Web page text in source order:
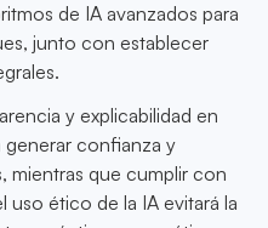
de IA avanzados para
junto con establecer
y explicabilidad en
generar confianza y
mientras que cumplir con
uso ético de la IA evitará la